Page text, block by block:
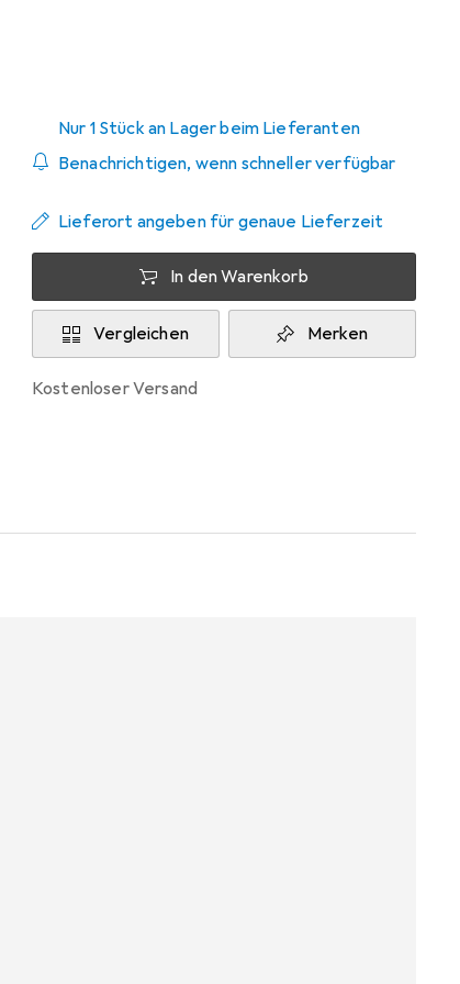
Nur 1 Stück an Lager beim Lieferanten
Benachrichtigen, wenn schneller verfügbar
Lieferort angeben für genaue Lieferzeit
In den Warenkorb
Vergleichen Merken
kostenloser Versand